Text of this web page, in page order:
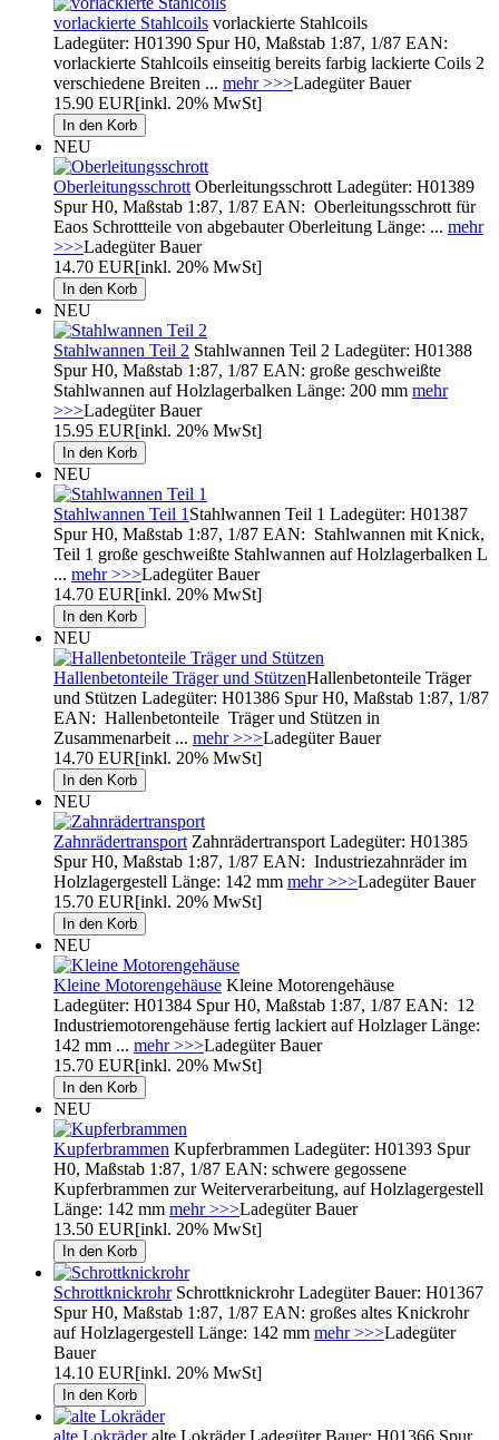
vorlackierte Stahlcoils vorlackierte Stahlcoils
Ladegüter: H01390 Spur H0, Maßstab 1:87, 1/87 EAN:
vorlackierte Stahlcoils einseitig bereits farbig lackierte Coils 2
verschiedene Breiten ... mehr >>>Ladegüter Bauer
15.90 EUR[inkl. 20% MwSt]
NEU
Oberleitungsschrott Oberleitungsschrott Ladegüter: H01389
Spur H0, Maßstab 1:87, 1/87 EAN: Oberleitungsschrott für
Eaos Schrottteile von abgebauter Oberleitung Länge: ... mehr
>>>Ladegüter Bauer
14.70 EUR[inkl. 20% MwSt]
NEU
Stahlwannen Teil 2 Stahlwannen Teil 2 Ladegüter: H01388
Spur H0, Maßstab 1:87, 1/87 EAN: große geschweißte
Stahlwannen auf Holzlagerbalken Länge: 200 mm mehr
>>>Ladegüter Bauer
15.95 EUR[inkl. 20% MwSt]
NEU
Stahlwannen Teil 1 Stahlwannen Teil 1 Ladegüter: H01387
Spur H0, Maßstab 1:87, 1/87 EAN: Stahlwannen mit Knick,
Teil 1 große geschweißte Stahlwannen auf Holzlagerbalken L
... mehr >>>Ladegüter Bauer
14.70 EUR[inkl. 20% MwSt]
NEU
Hallenbetonteile Träger und StützenHallenbetonteile Träger
und Stützen Ladegüter: H01386 Spur H0, Maßstab 1:87, 1/87
EAN: Hallenbetonteile Träger und Stützen in
Zusammenarbeit ... mehr >>>Ladegüter Bauer
14.70 EUR[inkl. 20% MwSt]
NEU
Zahnrädertransport Zahnrädertransport Ladegüter: H01385
Spur H0, Maßstab 1:87, 1/87 EAN: Industriezahnräder im
Holzlagergestell Länge: 142 mm mehr >>>Ladegüter Bauer
15.70 EUR[inkl. 20% MwSt]
NEU
Kleine Motorengehäuse Kleine Motorengehäuse
Ladegüter: H01384 Spur H0, Maßstab 1:87, 1/87 EAN: 12
Industriemotorengehäuse fertig lackiert auf Holzlager Länge:
142 mm ... mehr >>>Ladegüter Bauer
15.70 EUR[inkl. 20% MwSt]
NEU
Kupferbrammen Kupferbrammen Ladegüter: H01393 Spur
H0, Maßstab 1:87, 1/87 EAN: schwere gegossene
Kupferbrammen zur Weiterverarbeitung, auf Holzlagergestell
Länge: 142 mm mehr >>>Ladegüter Bauer
13.50 EUR[inkl. 20% MwSt]
SchrottknickrohrSchrottknickrohr Ladegüter Bauer: H01367
Spur H0, Maßstab 1:87, 1/87 EAN: großes altes Knickrohr
auf Holzlagergestell Länge: 142 mm mehr >>>Ladegüter
Bauer
14.10 EUR[inkl. 20% MwSt]
alte Lokräderalte Lokräder Ladegüter Bauer: H01366 Spur